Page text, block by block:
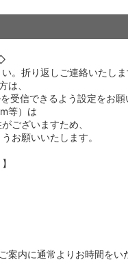
。折り返しご連絡いたし
は、
受信できるよう設定をお
等）は
ございますため、
お願いいたします。
案内に通常よりお時間をい